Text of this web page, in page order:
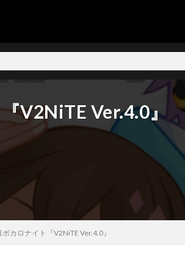
V2NiTE Ver.4.0』
カロナイト『V2NiTE Ver.4.0』